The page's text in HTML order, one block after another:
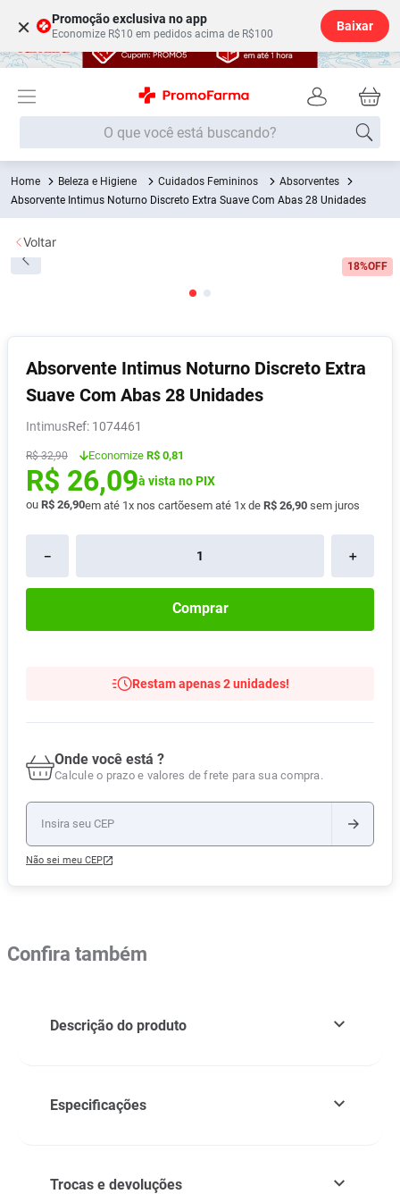
× Promoção exclusiva no app
Economize R$10 em pedidos acima de R$100
Baixar
O que você está buscando?
Beleza e Higiene Cuidados Femininos
Absorventes
Absorvente Intimus Noturno Discreto Extra Suave Com Abas 28 Unidades
18%OFF
Absorvente Intimus Noturno Discreto Extra
Suave Com Abas 28 Unidades
Intimus : 1074461
R$ 32,90 Economize R$ 0,81
R$ 26,09à vista no PIX
ou R$ 26,90em até 1x nos cartõesem até 1x de R$ 26,90 sem juros
＋
－
Comprar
Restam apenas 2 unidades!
Onde você está ?
Calcule o prazo e valores de frete para sua compra.
Não sei meu CEP
Voltar
Confira também
Descrição do produto
Especificações
Trocas e devoluções
Termos mais buscados
1º Fralda
2
5º Fralda G
6º Shampoo
7º Desodorante
8º Pampers Confort Sec
9º Vitamina D
10 º Soro Fisiológico